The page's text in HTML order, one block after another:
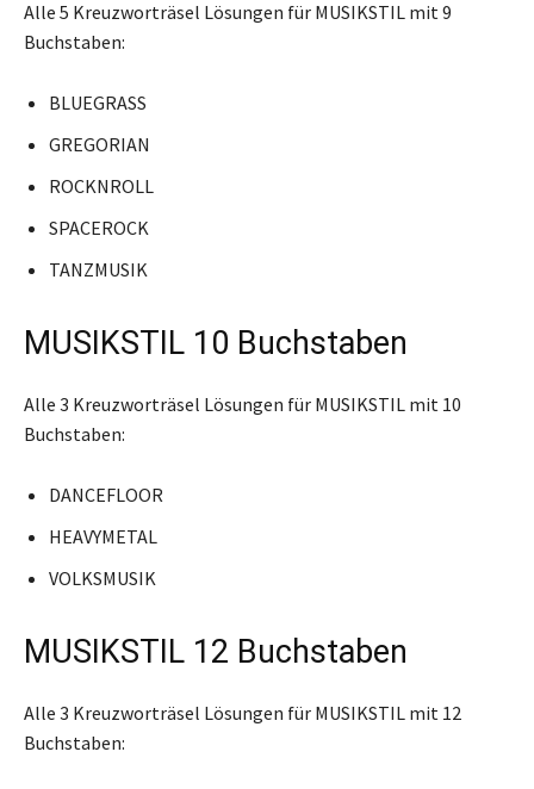
Alle 5 Kreuzworträsel Lösungen für MUSIKSTIL mit 9
Buchstaben:
BLUEGRASS
GREGORIAN
ROCKNROLL
SPACEROCK
TANZMUSIK
MUSIKSTIL 10 Buchstaben
Alle 3 Kreuzworträsel Lösungen für MUSIKSTIL mit 10
Buchstaben:
DANCEFLOOR
HEAVYMETAL
VOLKSMUSIK
MUSIKSTIL 12 Buchstaben
Alle 3 Kreuzworträsel Lösungen für MUSIKSTIL mit 12
Buchstaben: